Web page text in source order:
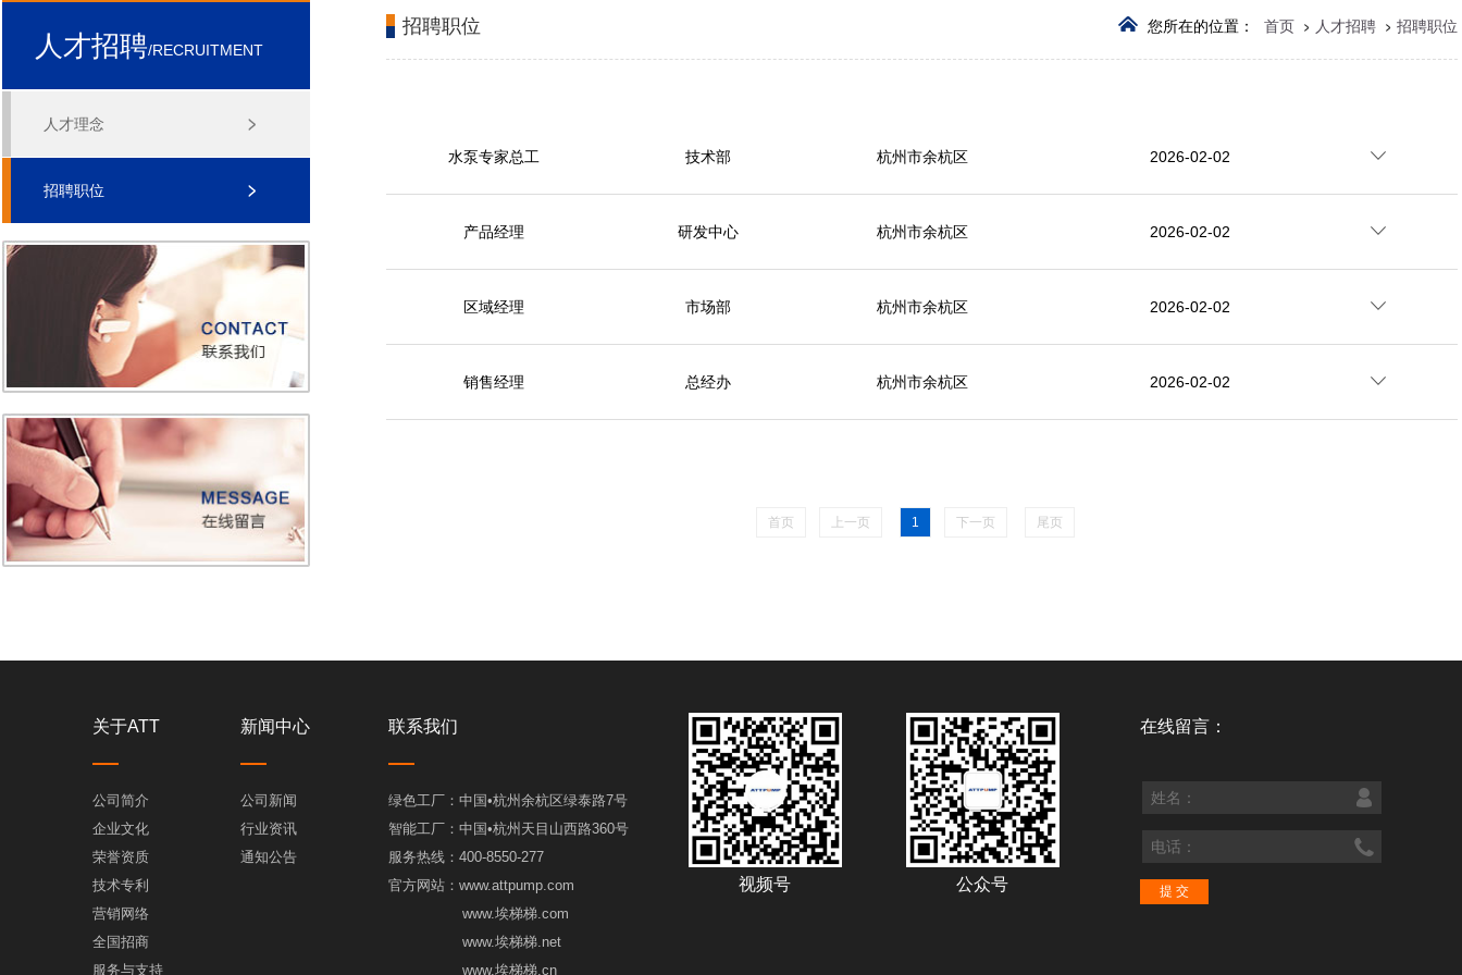
人才招聘/RECRUITMENT
人才理念
招聘职位
招聘职位 您所在的位置： 首页 人才招聘 招聘职位
水泵专家总工 技术部 杭州市余杭区 2026-02-02
产品经理 研发中心 杭州市余杭区 2026-02-02
区域经理 市场部 杭州市余杭区 2026-02-02
销售经理 总经办 杭州市余杭区 2026-02-02
首页 上一页 1 下一页 尾页
关于ATT
公司简介
企业文化
荣誉资质
技术专利
营销网络
全国招商
服务与支持
新闻中心
公司新闻
行业资讯
通知公告
联系我们
绿色工厂：中国•杭州余杭区绿泰路7号
智能工厂：中国•杭州天目山西路360号
服务热线：400-8550-277
官方网站：www.attpump.com
www.埃梯梯.com
www.埃梯梯.net
www.埃梯梯.cn
视频号 公众号
在线留言：